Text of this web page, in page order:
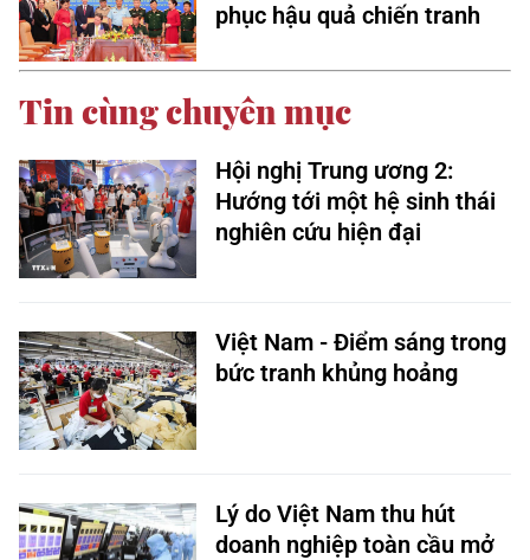
phục hậu quả chiến tranh
Tin cùng chuyên mục
Hội nghị Trung ương 2:
Hướng tới một hệ sinh thái
nghiên cứu hiện đại
Việt Nam - Điểm sáng trong
bức tranh khủng hoảng
Lý do Việt Nam thu hút
doanh nghiệp toàn cầu mở